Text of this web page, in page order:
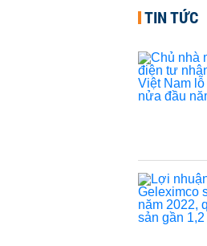
TIN TỨC